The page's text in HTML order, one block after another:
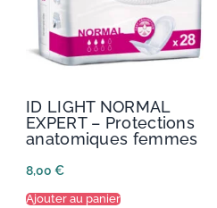
ID LIGHT NORMAL
EXPERT – Protections
anatomiques femmes
8,00 €
Ajouter au panier